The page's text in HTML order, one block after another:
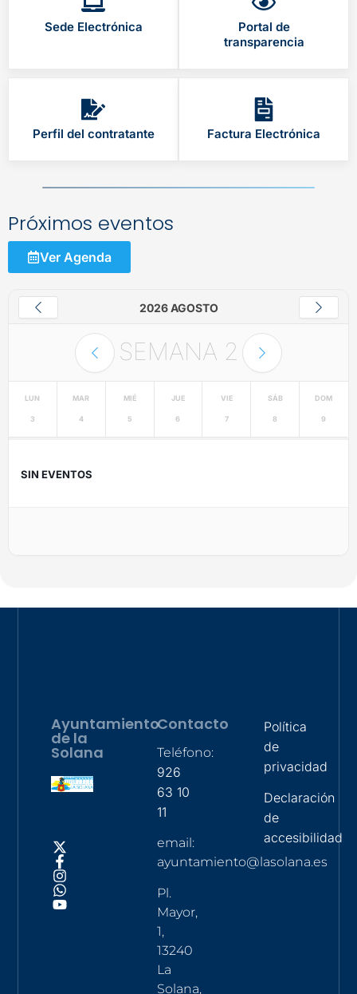
Sede Electrónica
Portal de
transparencia
Perfil del contratante Factura Electrónica
Próximos eventos
Ver Agenda
2026 AGOSTO
SEMANA 2
LUN
3
MAR
4
MIÉ
5
JUE
6
VIE
7
SÁB
8
DOM
9
SIN EVENTOS
Ayuntamiento
de la
Solana
Contacto
Teléfono:
926
63 10
11
email:
ayuntamiento@lasolana.es
Pl.
Mayor,
1,
13240
La
Solana,
Política
de
privacidad
Declaración
de
accesibilidad